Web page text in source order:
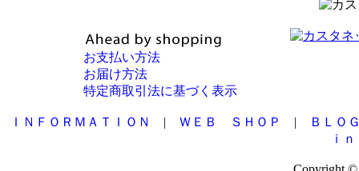
お支払い方法
お届け方法
特定商取引法に基づく表示
ＩＮＦＯＲＭＡＴＩＯＮ | ＷＥＢ ＳＨＯＰ |
ＢＬＯ
ｉ